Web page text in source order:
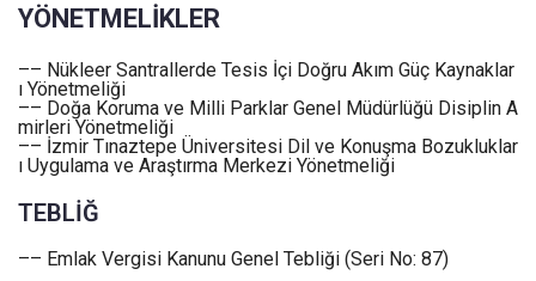
YÖNETMELİKLER
–– Nükleer Santrallerde Tesis İçi Doğru Akım Güç Kaynaklar
ı Yönetmeliği
–– Doğa Koruma ve Milli Parklar Genel Müdürlüğü Disiplin A
mirleri Yönetmeliği
–– İzmir Tınaztepe Üniversitesi Dil ve Konuşma Bozukluklar
ı Uygulama ve Araştırma Merkezi Yönetmeliği
TEBLİĞ
–– Emlak Vergisi Kanunu Genel Tebliği (Seri No: 87)